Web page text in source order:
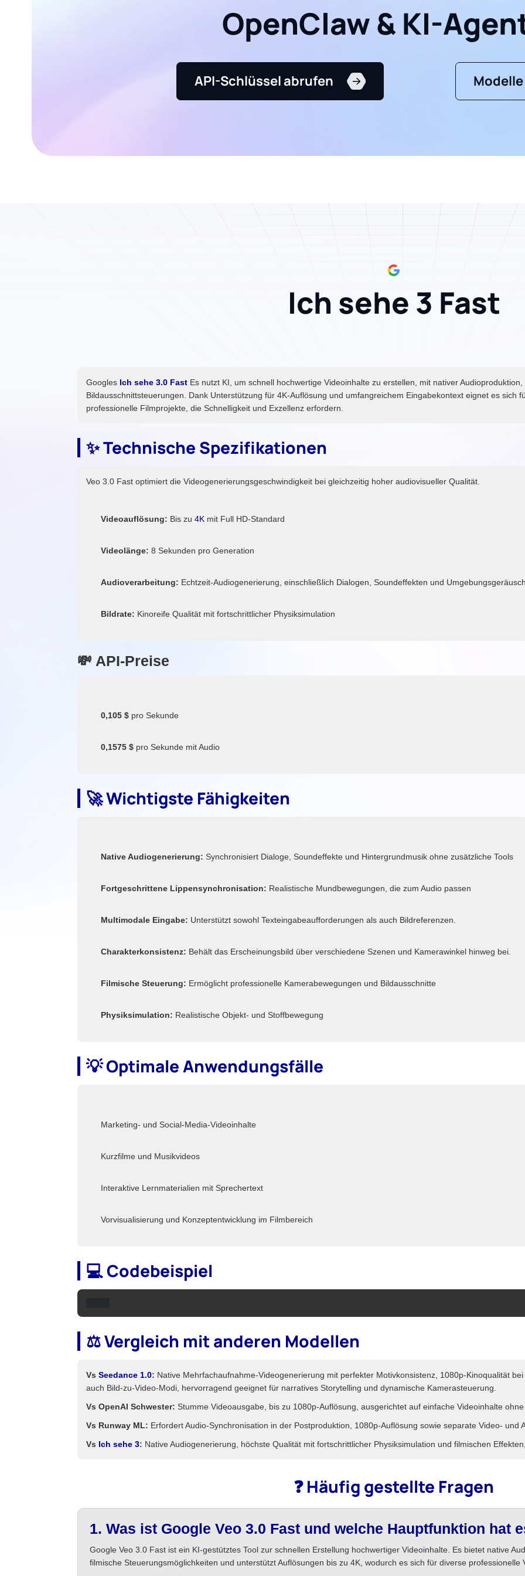
OpenClaw & KI-
API-Schlüssel abrufen
Ich sehe 3 Fast
Googles Ich sehe 3.0 Fast Es nutzt KI, um schnell hochwertige Videoinhalte zu erstellen, mit nativer
Bildausschnittsteuerungen. Dank Unterstützung für 4K-Auflösung und umfangreichem Eingabekontext eignet es sich
professionelle Filmprojekte, die Schnelligkeit und Exzellenz erfordern.
✨ Technische Spezifikationen
Veo 3.0 Fast optimiert die Videogenerierungsgeschwindigkeit bei gleichzeitig hoher audiovisueller Qualität.
Videoauflösung: Bis zu 4K mit Full HD-Standard
Videolänge: 8 Sekunden pro Generation
Audioverarbeitung: Echtzeit-Audiogenerierung, einschließlich Dialogen, Soundeffekten und
Bildrate: Kinoreife Qualität mit fortschrittlicher Physiksimulation
💸 API-Preise
0,105 $ pro Sekunde
0,1575 $ pro Sekunde mit Audio
🚀 Wichtigste Fähigkeiten
Native Audiogenerierung: Synchronisiert Dialoge, Soundeffekte und Hintergrundmusik ohne zusätzliche Tools
Fortgeschrittene Lippensynchronisation: Realistische Mundbewegungen, die zum Audio passen
Multimodale Eingabe: Unterstützt sowohl Texteingabeaufforderungen als auch Bildreferenzen.
Charakterkonsistenz: Behält das Erscheinungsbild über verschiedene Szenen und Kamerawinkel hinweg bei.
Filmische Steuerung: Ermöglicht professionelle Kamerabewegungen und Bildausschnitte
Physiksimulation: Realistische Objekt- und Stoffbewegung
💡 Optimale Anwendungsfälle
Marketing- und Social-Media-Videoinhalte
Kurzfilme und Musikvideos
Interaktive Lernmaterialien mit Sprechertext
Vorvisualisierung und Konzeptentwicklung im Filmbereich
💻 Codebeispiel
⚖️ Vergleich mit anderen Modellen
Vs Seedance 1.0: Native Mehrfachaufnahme-Videogenerierung mit perfekter Motivkonsistenz, 1080p-Kinoqualität
auch Bild-zu-Video-Modi, hervorragend geeignet für narratives Storytelling und dynamische Kamerasteuerung.
Vs OpenAI Schwester: Stumme Videoausgabe, bis zu 1080p-Auflösung, ausgerichtet auf einfache Videoinhalte ohne
Vs Runway ML: Erfordert Audio-Synchronisation in der Postproduktion, 1080p-Auflösung sowie separate Video- und
Vs Ich sehe 3: Native Audiogenerierung, höchste Qualität mit fortschrittlicher Physiksimulation und filmischen
❓ Häufig gestellte Fragen
1. Was ist Google Veo 3.0 Fast und welche Hauptfunktion hat
Google Veo 3.0 Fast ist ein KI-gestütztes Tool zur schnellen Erstellung hochwertiger Videoinhalte. Es bietet native
filmische Steuerungsmöglichkeiten und unterstützt Auflösungen bis zu 4K, wodurch es sich für diverse professionelle